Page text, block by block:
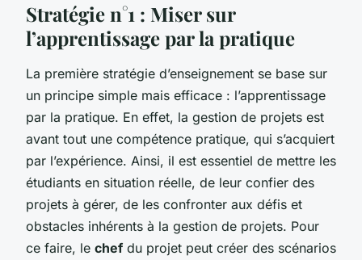
Stratégie n°1 : Miser sur
l’apprentissage par la pratique
La première stratégie d’enseignement se base sur
un principe simple mais efficace : l’apprentissage
par la pratique. En effet, la gestion de projets est
avant tout une compétence pratique, qui s’acquiert
par l’expérience. Ainsi, il est essentiel de mettre les
étudiants en situation réelle, de leur confier des
projets à gérer, de les confronter aux défis et
obstacles inhérents à la gestion de projets. Pour
ce faire, le chef du projet peut créer des scénarios